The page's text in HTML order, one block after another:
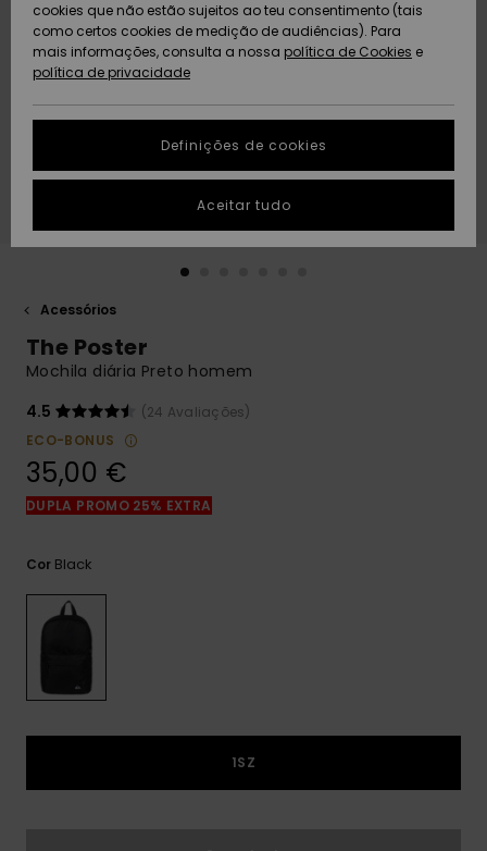
Artigos
recém-
chegados
Coleções
Artigos
recém-
chegados
Highlights
Community
AJUDA
Protecção de
dados
Guia de
tamanhos
conversa para
obteres a
resposta mais
rápida à tua
respostas
para as
nosso
SUSTAINABILITY
PRESENTE
DESEJO
Acessórios
The Poster
Mochila diária Preto homem
4.5
(24 Avaliações)
ECO-BONUS
35,00 €
DUPLA PROMO 25% EXTRA
Cor Black
1SZ
cookies que não estão sujeitos ao teu consentimento (tais
como certos cookies de medição de audiências). Para
mais informações, consulta a nossa política de Cookies e
política de privacidade
Definições de cookies
Aceitar tudo